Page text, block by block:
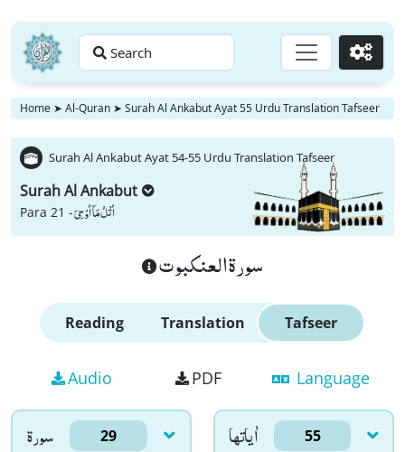
Search Go
Home ➤ Al-Quran ➤ Surah Al Ankabut Ayat 55 Urdu Translation Tafseer
Surah Al Ankabut Ayat 54-55 Urdu Translation Tafseer
Surah Al Ankabut
Para 21 -اُتْلُ مَاۤ اُوْحِیَ
سورة العنكبوت
Reading Translation Tafseer
Audio PDF Language
سورۃ 29 اٰياتها 55